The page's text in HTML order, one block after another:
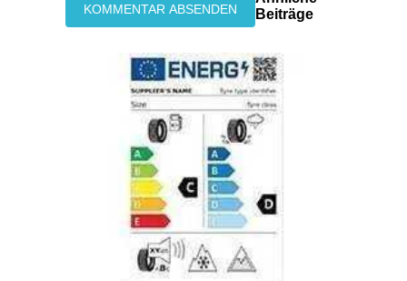
Beiträge